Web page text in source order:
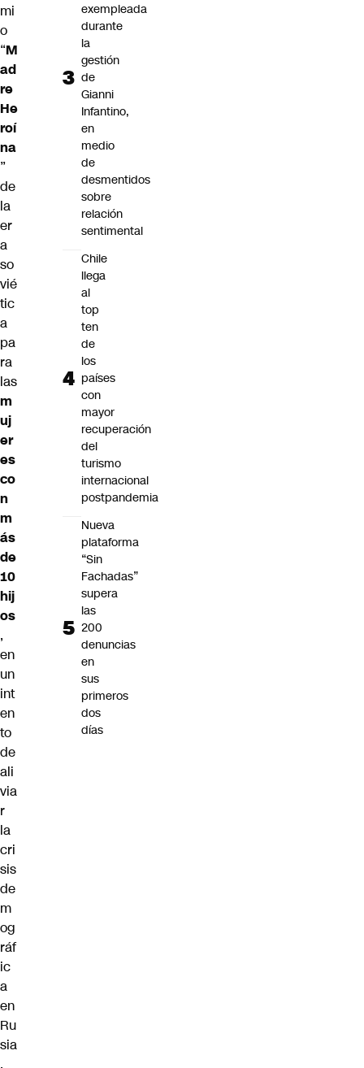
mi
o
“M
ad
re
He
roí
na
”
de
la
er
a
so
vié
tic
a
pa
ra
las
m
uj
er
es
co
n
m
ás
de
10
hij
os
,
en
un
int
en
to
de
ali
via
r
la
cri
sis
de
m
og
ráf
ic
a
en
Ru
sia
exempleada
durante
la
gestión
de
Gianni
Infantino,
en
medio
de
desmentidos
sobre
relación
sentimental
Chile
llega
al
top
ten
de
los
países
con
mayor
recuperación
del
turismo
internacional
postpandemia
Nueva
plataforma
“Sin
Fachadas”
supera
las
200
denuncias
en
sus
primeros
dos
días